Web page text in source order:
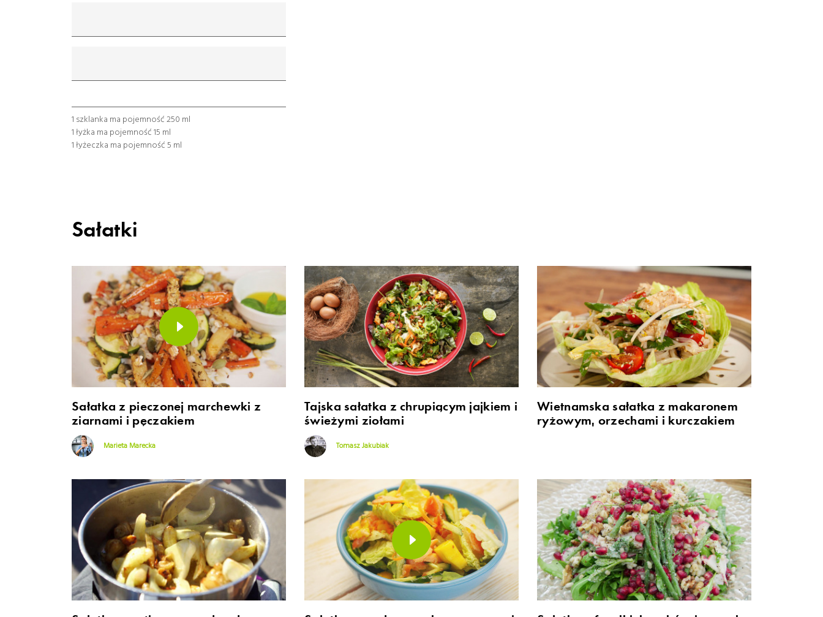
łyżeczka łyżka szklanka
1 szklanka ma pojemność 250 ml
1 łyżka ma pojemność 15 ml
1 łyżeczka ma pojemność 5 ml
Sałatki
Sałatka z pieczonej marchewki z
ziarnami i pęczakiem
Marieta Marecka
Tajska sałatka z chrupiącym jajkiem i
świeżymi ziołami
Tomasz Jakubiak
Wietnamska sałatka z makaronem
ryżowym, orzechami i kurczakiem